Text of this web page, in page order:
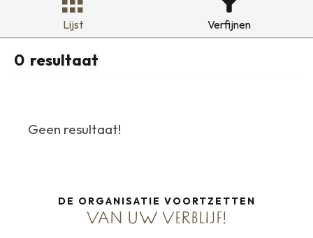
Lijst Verfijnen
0 resultaat
Geen resultaat!
DE ORGANISATIE VOORTZETTEN
VAN UW VERBLIJF!